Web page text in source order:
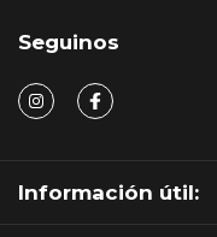
Seguinos
Información útil: